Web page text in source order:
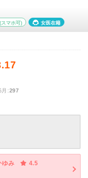
(スマホ可) 女医在籍
:297
ゆみ
4.5